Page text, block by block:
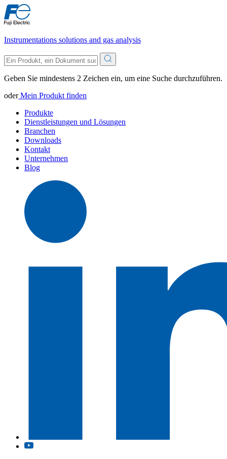
Instrumentations solutions and gas analysis
Geben Sie mindestens 2 Zeichen ein, um eine Suche durchzuführen.
oderMein Produkt finden
Produkte
Dienstleistungen und Lösungen
Branchen
Downloads
Kontakt
Unternehmen
Blog